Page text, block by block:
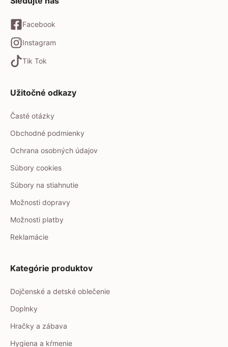
Facebook
Instagram
Tik Tok
Užitočné odkazy
Časté otázky
Obchodné podmienky
Ochrana osobných údajov
Súbory cookies
Súbory na stiahnutie
Možnosti dopravy
Možnosti platby
Reklamácie
Kategórie produktov
Dojčenské a detské oblečenie
Doplnky
Hračky a zábava
Hygiena a kŕmenie